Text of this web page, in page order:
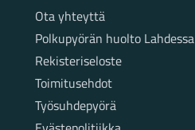
SivutOta yhteyttä
Polkupyörän huolto Lahdessa
Rekisteriseloste
Toimitusehdot
Työsuhdepyörä